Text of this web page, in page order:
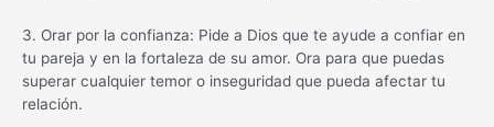
3. Orar por la confianza: Pide a Dios que te ayude a confiar en
tu pareja y en la fortaleza de su amor. Ora para que puedas
superar cualquier temor o inseguridad que pueda afectar tu
relación.